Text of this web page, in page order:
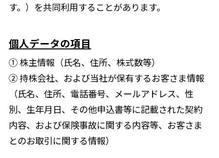
す。）を共同利用することがあります。
個人データの項目
① 株主情報（氏名、住所、株式数等）
② 持株会社、および当社が保有するお客さま情報
（氏名、住所、電話番号、メールアドレス、性
別、生年月日、その他申込書等に記載された契約
内容、および保険事故に関する内容等、お客さま
とのお取引に関する情報）